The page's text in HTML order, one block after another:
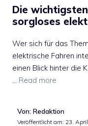
Die
sorgloses
Wer sich für das
elektrische Fahren
einen Blick hinter die
Read more
Von: Redaktion
Veröffentlicht am: 23.